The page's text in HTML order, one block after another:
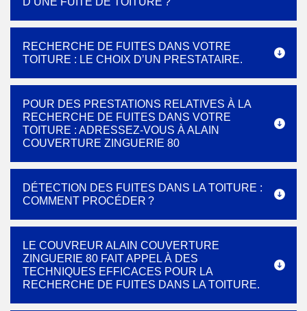
RECHERCHE DE FUITES DANS VOTRE
TOITURE : LE CHOIX D’UN PRESTATAIRE.
POUR DES PRESTATIONS RELATIVES À LA
RECHERCHE DE FUITES DANS VOTRE
TOITURE : ADRESSEZ-VOUS À ALAIN
COUVERTURE ZINGUERIE 80
DÉTECTION DES FUITES DANS LA TOITURE :
COMMENT PROCÉDER ?
LE COUVREUR ALAIN COUVERTURE
ZINGUERIE 80 FAIT APPEL À DES
TECHNIQUES EFFICACES POUR LA
RECHERCHE DE FUITES DANS LA TOITURE.